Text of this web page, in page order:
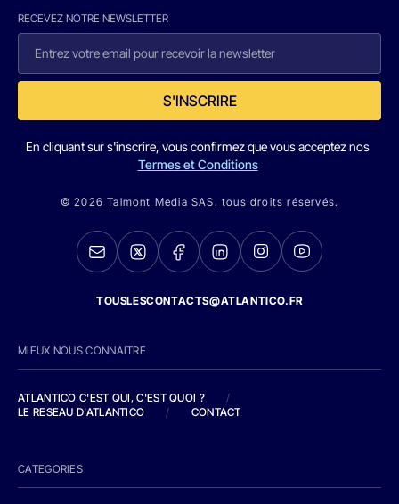
RECEVEZ NOTRE NEWSLETTER
S'INSCRIRE
En cliquant sur s'inscrire, vous confirmez que vous acceptez nos
Termes et Conditions
© 2026 Talmont Media SAS. tous droits réservés.
TOUSLESCONTACTS@ATLANTICO.FR
MIEUX NOUS CONNAITRE
ATLANTICO C'EST QUI, C'EST QUOI ?
/
LE RESEAU D'ATLANTICO
/ CONTACT
CATEGORIES